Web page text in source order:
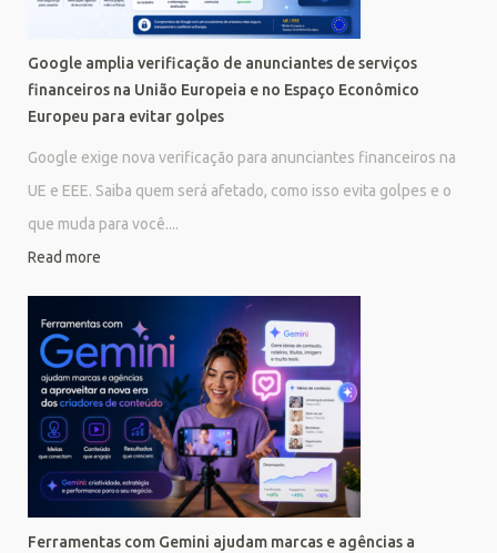
Google amplia verificação de anunciantes de serviços
financeiros na União Europeia e no Espaço Econômico
Europeu para evitar golpes
Google exige nova verificação para anunciantes financeiros na
UE e EEE. Saiba quem será afetado, como isso evita golpes e o
que muda para você....
Read more
Ferramentas com Gemini ajudam marcas e agências a